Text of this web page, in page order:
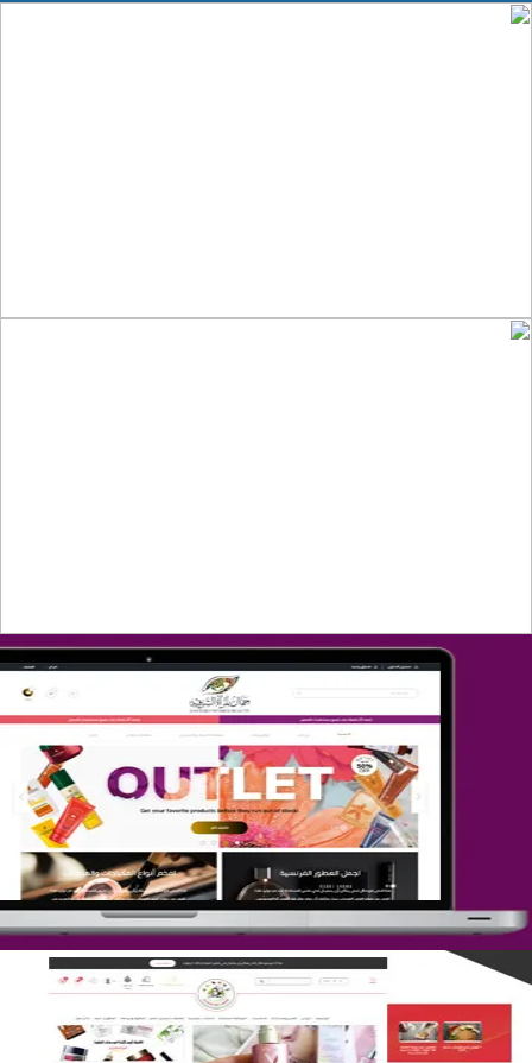
تصميم متجر جمال المرأة الشرقية
التفاصيل